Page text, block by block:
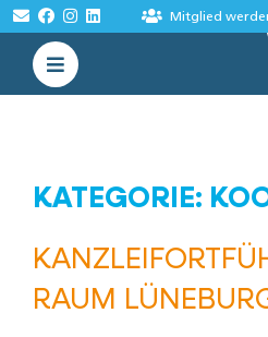
Zum
Inhalt
springen
Mitglied
Toggle
Navigation
BÖRSEN
KATEGORIE:
RAUM